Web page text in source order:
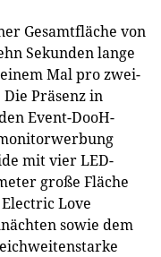
Gesamtfläche von
Sekunden lange
Mal pro zwei-
Präsenz in
Event-DooH-
mit vier LED-
große Fläche
Love
sowie dem